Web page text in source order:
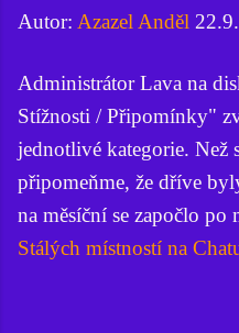
Autor: Azazel Anděl
Administrátor Lava na
Stížnosti / Připomínky"
jednotlivé kategorie. Než
připomeňme, že dříve
na měsíční se započlo po
Stálých místností na